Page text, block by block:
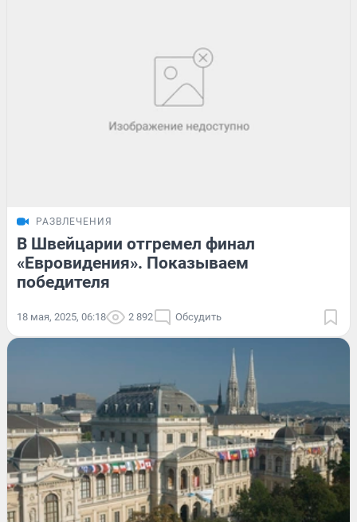
РАЗВЛЕЧЕНИЯ
В Швейцарии отгремел финал
«Евровидения». Показываем
победителя
18 мая, 2025, 06:18 2 892 Обсудить